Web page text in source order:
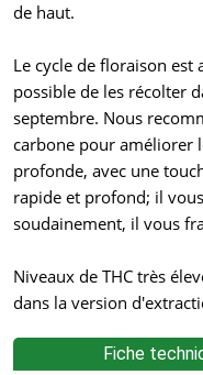
de haut.
Le cycle de floraison
possible de les récolter
septembre. Nous
carbone pour améliorer
profonde, avec une
rapide et profond; il
soudainement, il vous
Niveaux de THC très
dans la version
Fiche